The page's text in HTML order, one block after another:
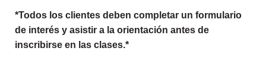
*Todos los clientes deben completar un formulario
de interés y asistir a la orientación antes de
inscribirse en las clases.*